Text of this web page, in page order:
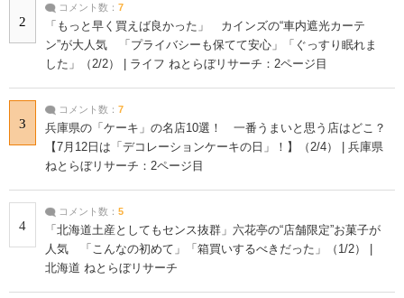
2
コメント数： 7
「もっと早く買えば良かった」 カインズの“車内遮光カーテ
ン”が大人気 「プライバシーも保てて安心」「ぐっすり眠れま
した」（2/2） | ライフ ねとらぼリサーチ：2ページ目
3
コメント数： 7
兵庫県の「ケーキ」の名店10選！ 一番うまいと思う店はどこ？
【7月12日は「デコレーションケーキの日」！】（2/4） | 兵庫県
ねとらぼリサーチ：2ページ目
4
コメント数： 5
「北海道土産としてもセンス抜群」六花亭の“店舗限定”お菓子が
人気 「こんなの初めて」「箱買いするべきだった」（1/2） |
北海道 ねとらぼリサーチ